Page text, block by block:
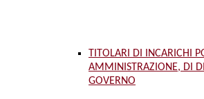
TITOLARI DI INCARICHI
AMMINISTRAZIONE, DI
GOVERNO